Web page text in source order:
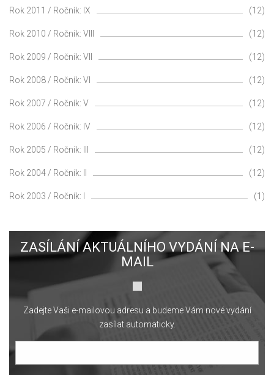
Rok 2011 / Ročník: IX (12)
Rok 2010 / Ročník: VIII (12)
Rok 2009 / Ročník: VII (12)
Rok 2008 / Ročník: VI (12)
Rok 2007 / Ročník: V (12)
Rok 2006 / Ročník: IV (12)
Rok 2005 / Ročník: III (12)
Rok 2004 / Ročník: II (12)
Rok 2003 / Ročník: I (1)
ZASÍLÁNÍ AKTUÁLNÍHO VYDÁNÍ NA E-
MAIL
Zadejte Vaši e-mailovou adresu a budeme Vám nové vydání
zasílat automaticky.